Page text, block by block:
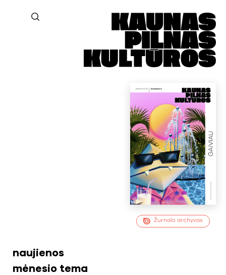
Žurnalo archyvas
naujienos
mėnesio tema